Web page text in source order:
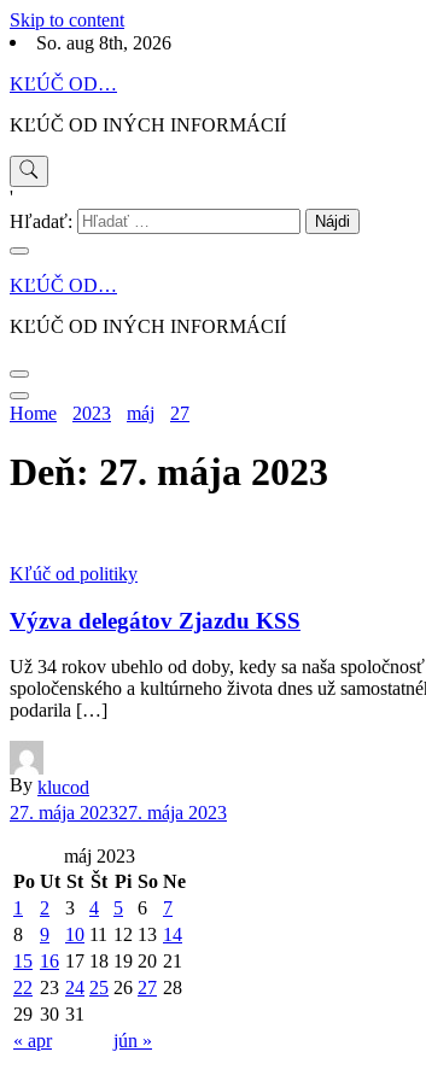
Skip to content
So. aug 8th, 2026
KĽÚČ OD…
KĽÚČ OD INÝCH INFORMÁCIÍ
'
Hľadať:
KĽÚČ OD…
KĽÚČ OD INÝCH INFORMÁCIÍ
Home 2023 máj 27
Deň: 27. mája 2023
Kľúč od politiky
Výzva delegátov Zjazdu KSS
Už 34 rokov ubehlo od doby, kedy sa naša
spoločenského a kultúrneho života dnes už
podarila […]
By klucod
27. mája 202327. mája 2023
máj 2023
Po Ut St Št Pi So Ne
« apr jún »
1 2 3 4 5 6
7
8
9 10 11 12 13 14
15 16 17 18 19 20 21
22 23 24 25 26 27 28
29 30 31